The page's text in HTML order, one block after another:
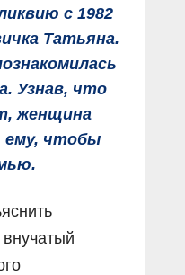
с 1982
Татьяна.
Узнав, что
женщина
ему, чтобы
внучатый